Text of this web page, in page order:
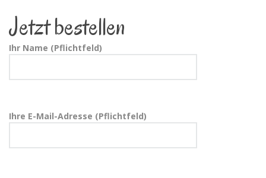
Jetzt bestellen
Ihr Name (Pflichtfeld)
Ihre E-Mail-Adresse (Pflichtfeld)